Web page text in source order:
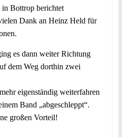
Bottrop berichtet
Dank an Heinz Held für
es dann weiter Richtung
dem Weg dorthin zwei
eigenständig weiterfahren
Band „abgeschleppt“.
großen Vorteil!